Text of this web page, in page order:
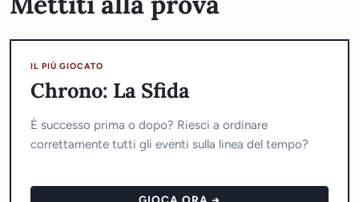
IL PIÙ GIOCATO
Chrono: La Sfida
È successo prima o dopo? Riesci a ordinare
correttamente tutti gli eventi sulla linea del tempo?